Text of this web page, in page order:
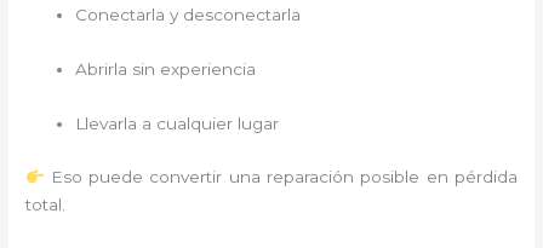
Conectarla y desconectarla
Abrirla sin experiencia
Llevarla a cualquier lugar
Eso puede convertir una reparación posible en pérdida
total.